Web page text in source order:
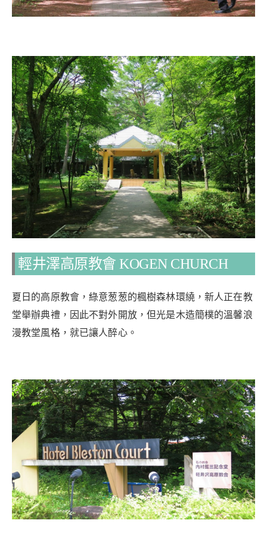
輕井澤高原教會 KOGEN CHURCH
夏日的高原教會，綠意葱葱的楓樹森林環繞，新人正在教
堂舉辦典禮，因此不對外開放，但光是木造簡樸的溫馨浪
漫教堂風格，就已讓人醉心。